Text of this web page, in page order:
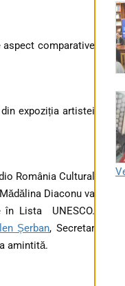
aspect comparative
expoziția artistei
România Cultural
Diaconu va
în Lista UNESCO.
Șerban, Secretar
amintită.